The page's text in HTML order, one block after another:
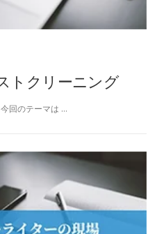
トクリーニング
回のテーマは …